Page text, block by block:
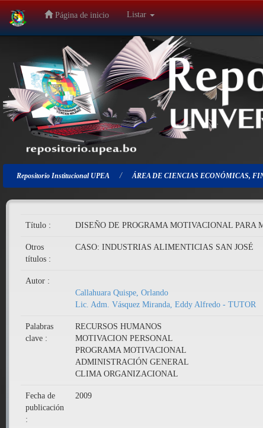
Salir
navegación
Página de inicio Listar
Repositorio Institucional UPEA ÁREA DE CIENCIAS ECONÓMICAS,
Título : DISEÑO DE PROGRAMA MOTIVACIONAL PARA
Otros
títulos :
CASO: INDUSTRIAS ALIMENTICIAS SAN JOSÉ
Autor :
Callahuara Quispe, Orlando
Lic. Adm. Vásquez Miranda, Eddy Alfredo - TUTOR
Palabras
clave :
RECURSOS HUMANOS
MOTIVACION PERSONAL
PROGRAMA MOTIVACIONAL
ADMINISTRACIÓN GENERAL
CLIMA ORGANIZACIONAL
Fecha de
publicación
:
2009